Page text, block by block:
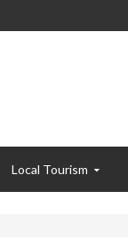
Local Tourism